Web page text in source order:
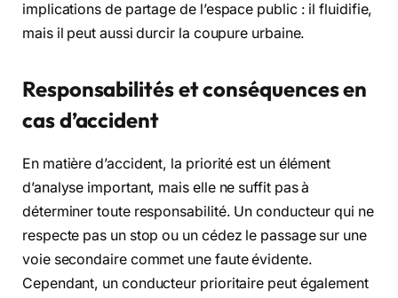
implications de partage de l’espace public : il fluidifie,
mais il peut aussi durcir la coupure urbaine.
Responsabilités et conséquences en
cas d’accident
En matière d’accident, la priorité est un élément
d’analyse important, mais elle ne suffit pas à
déterminer toute responsabilité. Un conducteur qui ne
respecte pas un stop ou un cédez le passage sur une
voie secondaire commet une faute évidente.
Cependant, un conducteur prioritaire peut également